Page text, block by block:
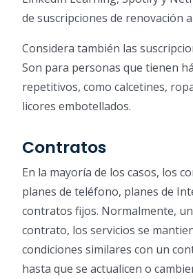
de suscripciones de renovación
Considera también las
Son para personas que tienen
repetitivos, como calcetines,
licores embotellados.
Contratos
En la mayoría de los casos, los
planes de teléfono, planes de
contratos fijos. Normalmente,
contrato, los servicios se
condiciones similares con un
hasta que se actualicen o